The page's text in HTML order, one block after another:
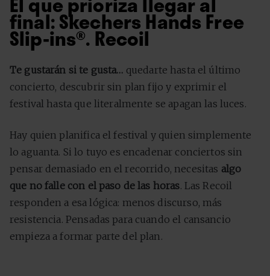
final: Skechers Hands Free
Slip-ins®. Recoil
Te gustarán si te gusta… quedarte hasta el último
concierto, descubrir sin plan fijo y exprimir el
festival hasta que literalmente se apagan las luces.
Hay quien planifica el festival y quien simplemente
lo aguanta. Si lo tuyo es encadenar conciertos sin
pensar demasiado en el recorrido, necesitas algo
que no falle con el paso de las horas. Las Recoil
responden a esa lógica: menos discurso, más
resistencia. Pensadas para cuando el cansancio
empieza a formar parte del plan.